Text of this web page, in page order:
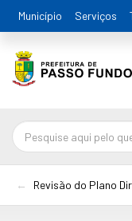
Município Serviços
Revisão do Plano